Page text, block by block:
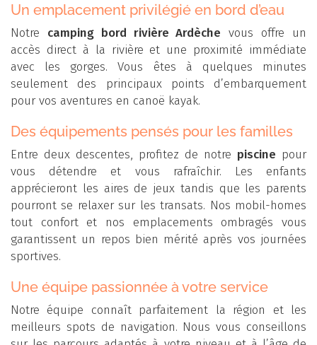
Un emplacement privilégié en bord d’eau
Notre camping bord rivière Ardèche vous offre un
accès direct à la rivière et une proximité immédiate
avec les gorges. Vous êtes à quelques minutes
seulement des principaux points d’embarquement
pour vos aventures en canoë kayak.
Des équipements pensés pour les familles
Entre deux descentes, profitez de notre piscine pour
vous détendre et vous rafraîchir. Les enfants
apprécieront les aires de jeux tandis que les parents
pourront se relaxer sur les transats. Nos mobil-homes
tout confort et nos emplacements ombragés vous
garantissent un repos bien mérité après vos journées
sportives.
Une équipe passionnée à votre service
Notre équipe connaît parfaitement la région et les
meilleurs spots de navigation. Nous vous conseillons